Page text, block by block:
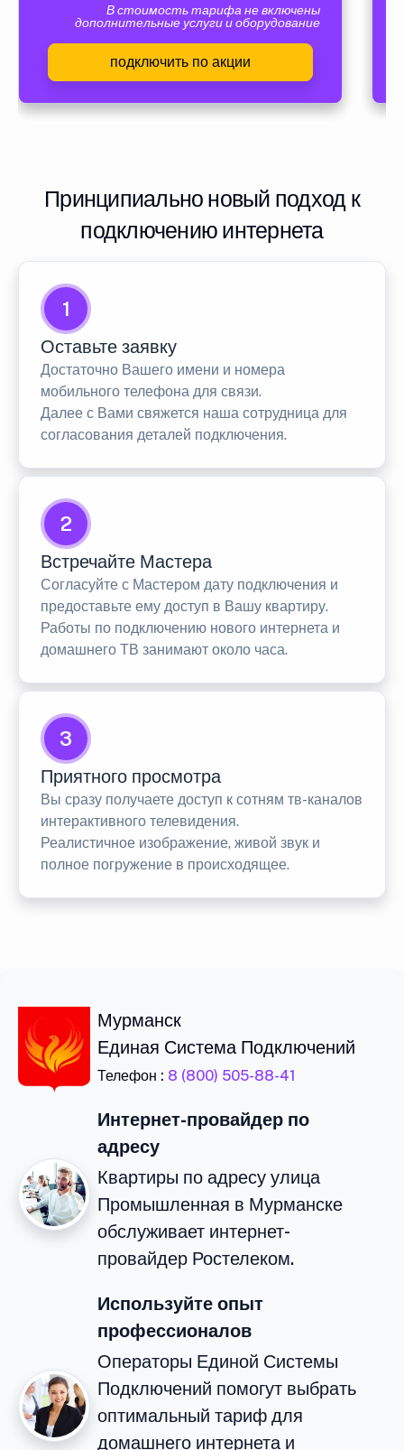
В стоимость тарифа не включены
дополнительные услуги и оборудование
подключить по акции
Принципиально новый подход к
подключению интернета
1
Оставьте заявку
Достаточно Вашего имени и номера
мобильного телефона для связи.
Далее с Вами свяжется наша сотрудница для
согласования деталей подключения.
2
Встречайте Мастера
Согласуйте с Мастером дату подключения и
предоставьте ему доступ в Вашу квартиру.
Работы по подключению нового интернета и
домашнего ТВ занимают около часа.
3
Приятного просмотра
Вы сразу получаете доступ к сотням тв-каналов
интерактивного телевидения.
Реалистичное изображение, живой звук и
полное погружение в происходящее.
Мурманск
Единая Система Подключений
Телефон : 8 (800) 505-88-41
Интернет-провайдер по
адресу
Квартиры по адресу улица
Промышленная в Мурманске
обслуживает интернет-
провайдер Ростелеком.
Используйте опыт
профессионалов
Операторы Единой Системы
Подключений помогут выбрать
оптимальный тариф для
домашнего интернета и